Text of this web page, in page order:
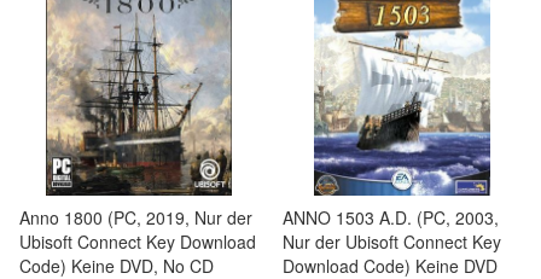
Anno 1800 (PC, 2019, Nur der
Ubisoft Connect Key Download
Code) Keine DVD, No CD
ANNO 1503 A.D. (PC, 2003,
Nur der Ubisoft Connect Key
Download Code) Keine DVD